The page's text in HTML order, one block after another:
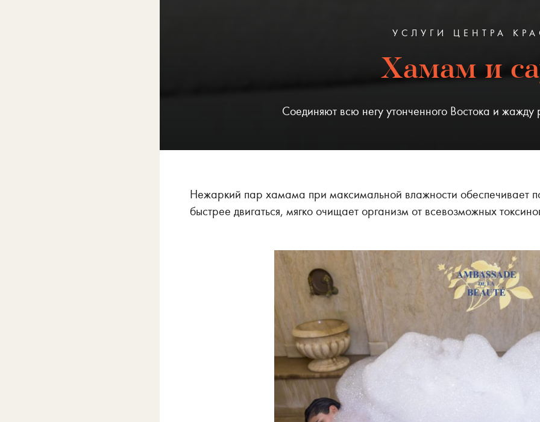
УСЛУГИ ЦЕНТРА
Хамам и
Соединяют всю негу утонченного Востока и
Нежаркий пар хамама при максимальной влажности обеспечивает
быстрее двигаться, мягко очищает организм от всевозможных